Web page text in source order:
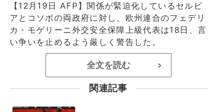
【12月19日 AFP】関係が緊迫化しているセルビ
アとコソボの両政府に対し、欧州連合のフェデリ
カ・モゲリーニ外交安全保障上級代表は18日、言
い争いを止めるよう厳しく警告した。
全文を読む >
関連記事